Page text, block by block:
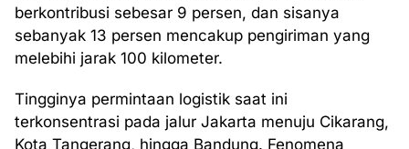
berkontribusi sebesar 9 persen, dan sisanya
sebanyak 13 persen mencakup pengiriman yang
melebihi jarak 100 kilometer.
Tingginya permintaan logistik saat ini
terkonsentrasi pada jalur Jakarta menuju Cikarang,
Kota Tangerang, hingga Bandung. Fenomena